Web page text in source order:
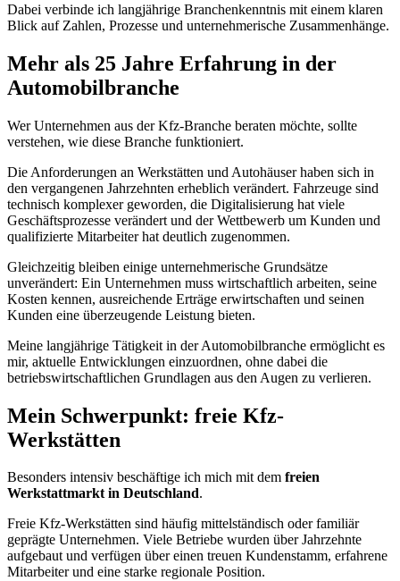
Dabei verbinde ich langjährige Branchenkenntnis mit einem klaren
Blick auf Zahlen, Prozesse und unternehmerische Zusammenhänge.
Mehr als 25 Jahre Erfahrung in der
Automobilbranche
Wer Unternehmen aus der Kfz-Branche beraten möchte, sollte
verstehen, wie diese Branche funktioniert.
Die Anforderungen an Werkstätten und Autohäuser haben sich in
den vergangenen Jahrzehnten erheblich verändert. Fahrzeuge sind
technisch komplexer geworden, die Digitalisierung hat viele
Geschäftsprozesse verändert und der Wettbewerb um Kunden und
qualifizierte Mitarbeiter hat deutlich zugenommen.
Gleichzeitig bleiben einige unternehmerische Grundsätze
unverändert: Ein Unternehmen muss wirtschaftlich arbeiten, seine
Kosten kennen, ausreichende Erträge erwirtschaften und seinen
Kunden eine überzeugende Leistung bieten.
Meine langjährige Tätigkeit in der Automobilbranche ermöglicht es
mir, aktuelle Entwicklungen einzuordnen, ohne dabei die
betriebswirtschaftlichen Grundlagen aus den Augen zu verlieren.
Mein Schwerpunkt: freie Kfz-
Werkstätten
Besonders intensiv beschäftige ich mich mit dem freien
Werkstattmarkt in Deutschland.
Freie Kfz-Werkstätten sind häufig mittelständisch oder familiär
geprägte Unternehmen. Viele Betriebe wurden über Jahrzehnte
aufgebaut und verfügen über einen treuen Kundenstamm, erfahrene
Mitarbeiter und eine starke regionale Position.